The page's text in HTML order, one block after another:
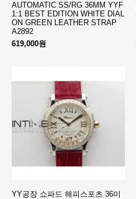
AUTOMATIC SS/RG 36MM YYF
1:1 BEST EDITION WHITE DIAL
ON GREEN LEATHER STRAP
A2892
619,000원
YY공장 쇼파드 해피스포츠 36미